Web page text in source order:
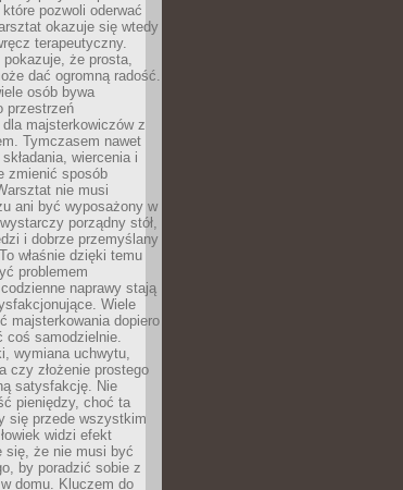
pozwoli oderwać
okazuje się wtedy
terapeutyczny.
że prosta,
dać ogromną radość.
osób bywa
przestrzeń
dla majsterkowiczów z
Tymczasem nawet
wiercenia i
zmienić sposób
nie musi
ani być wyposażony w
porządny stół,
i dobrze przemyślany
właśnie dzięki temu
problemem
naprawy stają
Wiele
majsterkowania dopiero
coś samodzielnie.
wymiana uchwytu,
czy złożenie prostego
satysfakcję. Nie
pieniędzy, choć ta
się przede wszystkim
widzi efekt
się, że nie musi być
by poradzić sobie z
domu. Kluczem do